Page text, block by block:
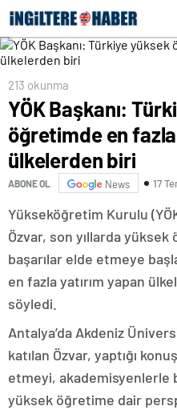
213 okunma
YÖK Başkanı:
öğretimde en fazla
ülkelerden biri
ABONE OL News 17
Yükseköğretim Kurulu
Özvar, son yıllarda
başarılar elde etmeye
en fazla yatırım yapan
söyledi.
Antalya’da Akdeniz
katılan Özvar, yaptığı
etmeyi, akademisyenlerle
yüksek öğretime dair